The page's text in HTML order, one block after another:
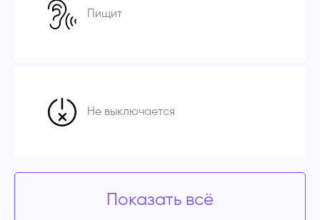
Пищит
Не выключается
Показать всё